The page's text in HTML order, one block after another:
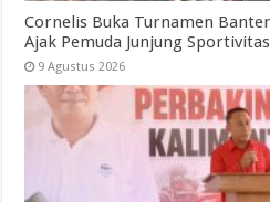
Cornelis Buka Turnamen
Ajak Pemuda Junjung Sportivitas
9 Agustus 2026